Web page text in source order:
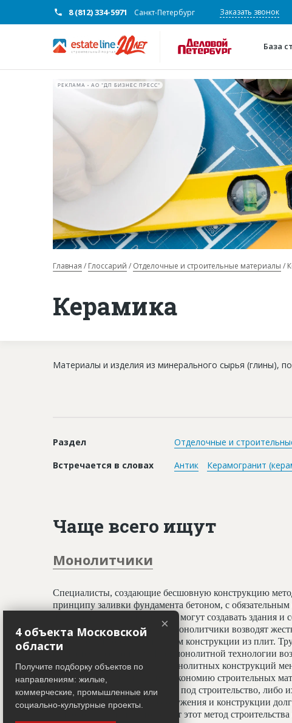
8 (812) 334-5971 Санкт-Петербург Заказать звонок
База
РЕКЛАМА • АО "ДП БИЗНЕС ПРЕСС"
Главная Глоссарий Отделочные и строительные материалы
Керамика
Материалы и изделия из минерального сырья (глины),
Раздел
Отделочные и
Встречается в словах
Антик Керамогранит
Чаще всего ищут
Монолитчики
Специалисты, создающие бесшовную конструкцию
принципу заливки фундамента бетоном, с
профессионалы-монолитчики могут создавать здания
криволинейных элементов. Монолитчики возводят
использован гораздо шире, чем конструкции из плит.
считается всесезонным. При монолитной технологии
отделочным работам, а вес монолитных конструкций
20%, что даёт значительную экономию строительных
условиях недостатка площади под строительство, либо
застройки. Монолитные сооружения и конструкции
тепловой изоляции, что делает этот метод
×
4 объекта Московской
области
Получите подборку объектов по
направлениям: жилые,
коммерческие, промышленные или
социально-культурные проекты.